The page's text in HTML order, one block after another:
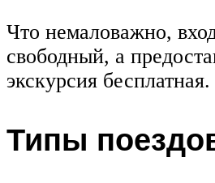
Что немаловажно,
свободный, а
экскурсия бесплатная.
Типы